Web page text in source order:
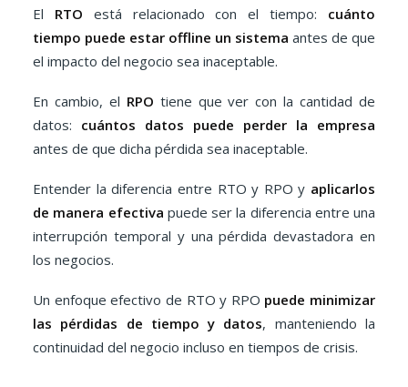
El RTO está relacionado con el tiempo: cuánto
tiempo puede estar offline un sistema antes de que
el impacto del negocio sea inaceptable.
En cambio, el RPO tiene que ver con la cantidad de
datos: cuántos datos puede perder la empresa
antes de que dicha pérdida sea inaceptable.
Entender la diferencia entre RTO y RPO y aplicarlos
de manera efectiva puede ser la diferencia entre una
interrupción temporal y una pérdida devastadora en
los negocios.
Un enfoque efectivo de RTO y RPO puede minimizar
las pérdidas de tiempo y datos, manteniendo la
continuidad del negocio incluso en tiempos de crisis.